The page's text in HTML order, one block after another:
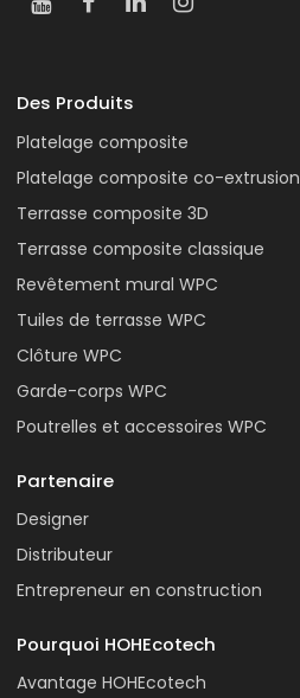
Des Produits
Platelage composite
Platelage composite co-extrusion
Terrasse composite 3D
Terrasse composite classique
Revêtement mural WPC
Tuiles de terrasse WPC
Clôture WPC
Garde-corps WPC
Poutrelles et accessoires WPC
Partenaire
Designer
Distributeur
Entrepreneur en construction
Pourquoi HOHEcotech
Avantage HOHEcotech